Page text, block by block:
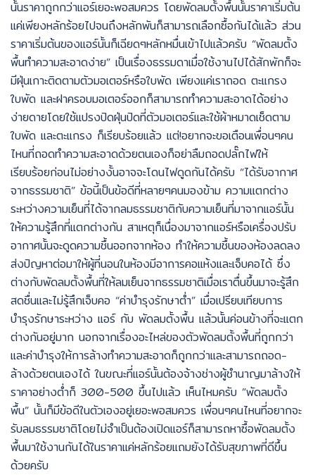
นั้นราคาถูกกว่าแอร์เยอะพอสมควร โดยพัดลมตั้งพื้นนั้นราคาเริ่มต้น
แค่เพียงหลักร้อยไปจนถึงหลักพันก็สามารถเลือกซื้อกันได้แล้ว ส่วน
ราคาเริ่มต้นของแอร์นั้นก็เฉียดๆหลักหมื่นเข้าไปแล้วครับ “พัดลมตั้ง
พื้นทำความสะอาดง่าย” เป็นเรื่องธรรมดาเมื่อใช้งานไปได้สักพักก็จะ
มีฝุ่นเกาะติดตามตัวมอเตอร์หรือใบพัด เพียงแค่เราถอด ตะแกรง
ใบพัด และฝาครอบมอเตอร์ออกก็สามารถทำความสะอาดได้อย่าง
ง่ายดายโดยใช้แปรงปัดฝุ่นปัดที่ตัวมอเตอร์และใช้ผ้าหมาดเช็ดตาม
ใบพัด และตะแกรง ก็เรียบร้อยแล้ว แต่!อยากจะขอเตือนเพื่อนๆคน
ไหนที่ถอดทำความสะอาดด้วยตนเองก็อย่าลืมถอดปลั๊กไฟให้
เรียบร้อยก่อนไม่อย่างงั้นอาจจะโดนไฟดูดกันได้ครับ “ได้รับอากาศ
จากธรรมชาติ” ข้อนี้เป็นข้อดีที่หลายๆคนมองข้าม ความแตกต่าง
ระหว่างความเย็นที่ได้จากลมธรรมชาติกับความเย็นที่มาจากแอร์นั้น
ให้ความรู้สึกที่แตกต่างกัน สาเหตุก็เนื่องมาจากแอร์หรือเครื่องปรับ
อากาศนั้นจะดูดความชื้นออกจากห้อง ทำให้ความชื้นของห้องลดลง
ส่งปัญหาต่อมาให้ผู้ที่นอนในห้องมีอาการคอแห้งและเจ็บคอได้ ซึ่ง
ต่างกับพัดลมตั้งพื้นที่ให้ลมเย็นจากธรรมชาติเมื่อเราตื่นขึ้นมาจะรู้สึก
สดชื่นและไม่รู้สึกเจ็บคอ “ค่าบำรุงรักษาต่ำ” เมื่อเปรียบเทียบการ
บำรุงรักษาระหว่าง แอร์ กับ พัดลมตั้งพื้น แล้วนั้นค่อนข้างที่จะแตก
ต่างกันอยู่มาก นอกจากเรื่องอะไหล่ของตัวพัดลมตั้งพื้นที่ถูกกว่า
และค่าบำรุงให้การล้างทำความสะอาดก็ถูกกว่าและสามารถถอด-
ล้างด้วยตนเองได้ ในขณะที่แอร์นั้นต้องจ้างช่างผู้ชำนาญมาล้างให้
ราคาอย่างต่ำก็ 300-500 ขึ้นไปแล้ว เห็นไหมครับ ”พัดลมตั้ง
พื้น” นั้นก็มีข้อดีในตัวเองอยู่เยอะพอสมควร เพื่อนๆคนไหนที่อยากจะ
รับลมธรรมชาติโดยไม่จำเป็นต้องเปิดแอร์ก็สามารถหาซื้อพัดลมตั้ง
พื้นมาใช้งานกันได้ในราคาแค่หลักร้อยแถมยังได้รับสุขภาพที่ดีขึ้น
ด้วยครับ